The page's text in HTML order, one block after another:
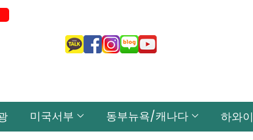
미국서부 동부뉴욕/캐나다 하와이